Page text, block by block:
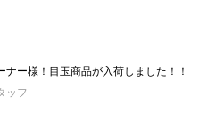
ナー様！目玉商品が入荷しました！！
ッフ